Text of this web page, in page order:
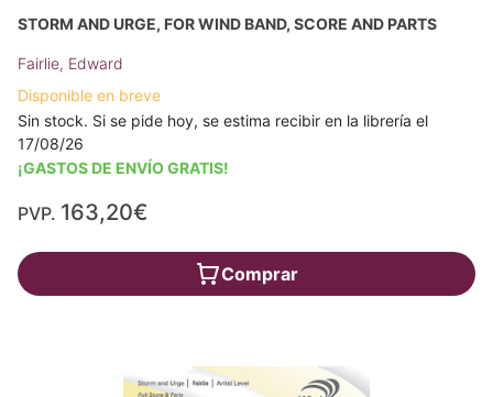
STORM AND URGE, FOR WIND BAND, SCORE AND PARTS
Fairlie, Edward
Disponible en breve
Sin stock. Si se pide hoy, se estima recibir en la librería el
17/08/26
¡GASTOS DE ENVÍO GRATIS!
PVP. 163,20€
Comprar